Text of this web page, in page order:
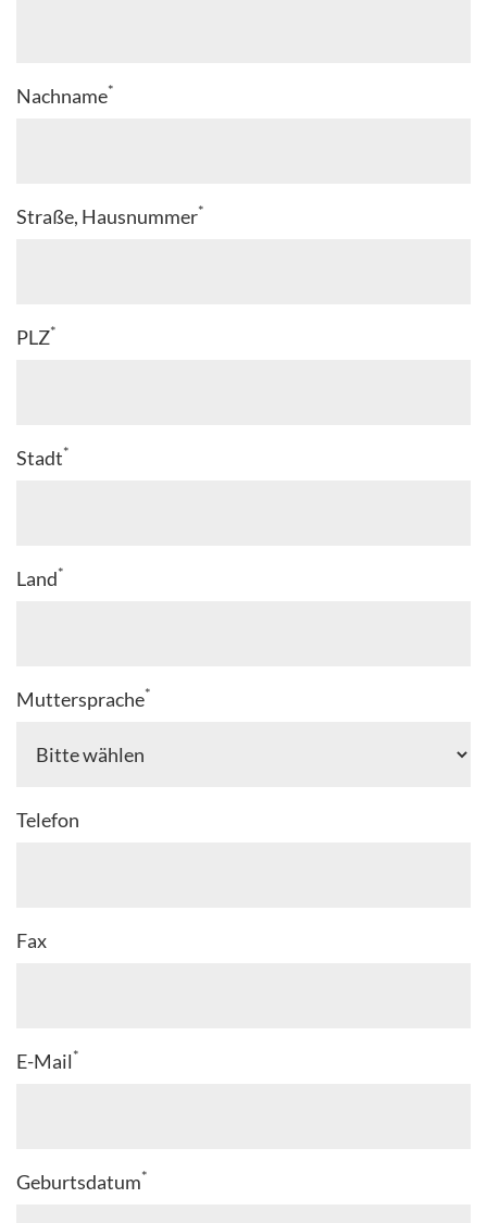
Nachname*
Straße, Hausnummer*
PLZ*
Stadt*
Land*
Muttersprache*
Telefon
Fax
E-Mail*
Geburtsdatum*